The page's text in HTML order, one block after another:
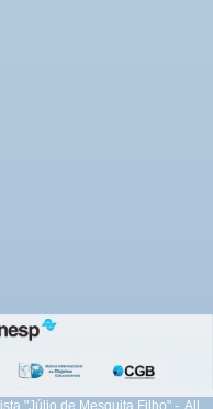
"Júlio de Mesquita Filho" - All